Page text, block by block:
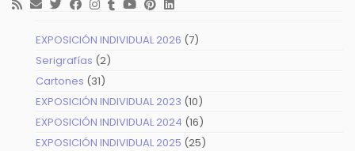
EXPOSICIÓN INDIVIDUAL 2026 77
Serigrafías 22
Cartones 3131
productos
EXPOSICIÓN INDIVIDUAL 2023 1010
productos
EXPOSICIÓN INDIVIDUAL 2024 1616
productos
EXPOSICIÓN INDIVIDUAL 2025 2525